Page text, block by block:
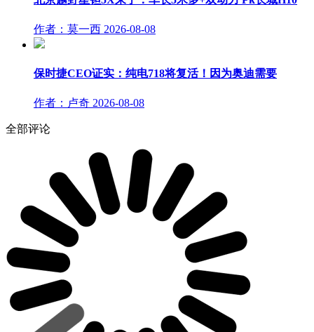
作者：莫一西 2026-08-08
保时捷CEO证实：纯电718将复活！因为奥迪需要
作者：卢奇 2026-08-08
全部评论